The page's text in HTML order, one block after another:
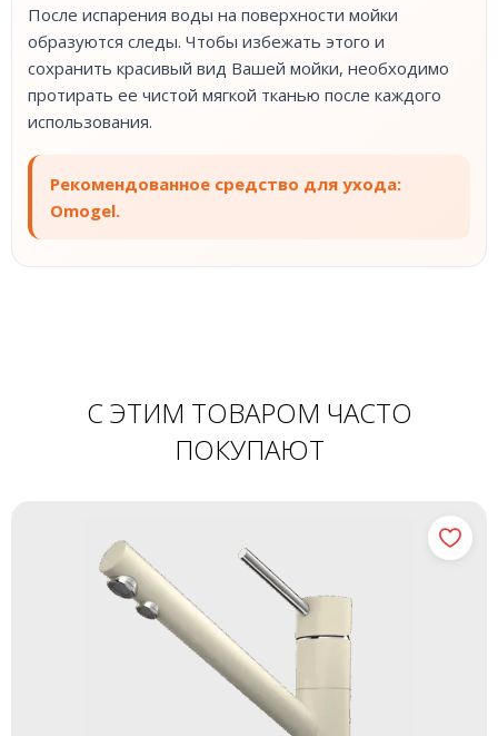
После испарения воды на поверхности мойки
образуются следы. Чтобы избежать этого и
сохранить красивый вид Вашей мойки, необходимо
протирать ее чистой мягкой тканью после каждого
использования.
Рекомендованное средство для ухода:
Omogel.
С ЭТИМ ТОВАРОМ ЧАСТО
ПОКУПАЮТ